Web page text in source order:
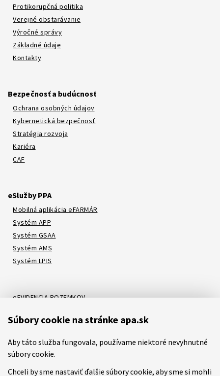
Súbory cookie na stránke apa.sk
Aby táto služba fungovala, používame niektoré nevyhnutné
súbory cookie.
Chceli by sme nastaviť ďalšie súbory cookie, aby sme si mohli
Protikorupčná politika
Verejné obstarávanie
Výročné správy
Základné údaje
Kontakty
Bezpečnosť a budúcnosť
Ochrana osobných údajov
Kybernetická bezpečnosť
Stratégia rozvoja
Kariéra
CAF
eSlužby PPA
Mobilná aplikácia eFARMÁR
Systém APP
Systém GSAA
Systém AMS
Systém LPIS
eEVIDENCIA POZEMKOV
Systém LORI
Systém ITMS